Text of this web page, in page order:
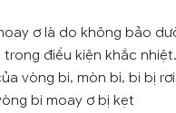
ơ là do không bảo
điều kiện khắc
vòng bi, mòn bi, bi bị
bi moay ơ bị kẹt